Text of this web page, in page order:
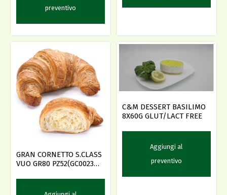
preventivo
GRAN CORNETTO S.CLASS
VUO GR80 PZ52(GC0023S-
C&M DESSERT BASILIMO
8X60G GLUT/LACT FREE
Aggiungi al
preventivo